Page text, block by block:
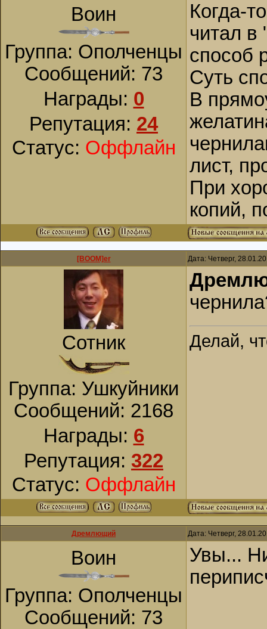
Воин
Группа: Ополченцы
Сообщений: 73
Награды: 0
Репутация: 24
Статус: Оффлайн
Когда-
читал
способ
Суть
В
лист,
При
копий,
[BOOM]er Дата: Четверг,
Сотник
Группа: Ушкуйники
Сообщений: 2168
Награды: 6
Репутация: 322
Статус: Оффлайн
Делай,
Дремлющий Дата: Четверг,
Воин
Группа: Ополченцы
Сообщений: 73
Увы...